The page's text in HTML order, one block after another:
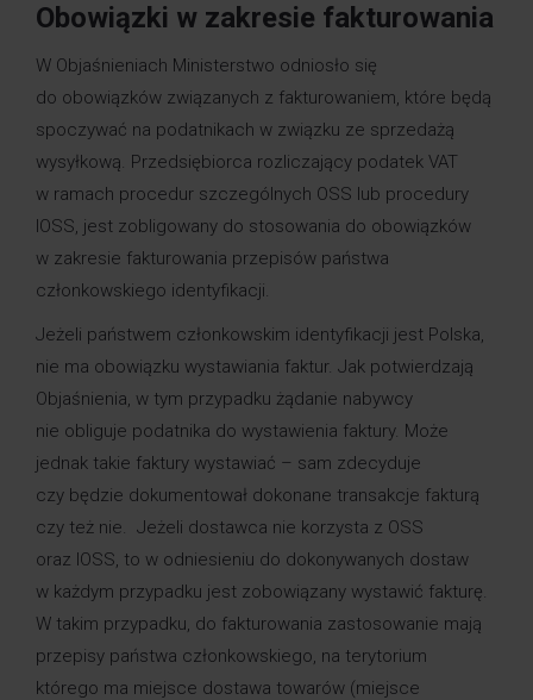
Obowiązki w zakresie fakturowania
W Objaśnieniach Ministerstwo odniosło się
do obowiązków związanych z fakturowaniem, które będą
spoczywać na podatnikach w związku ze sprzedażą
wysyłkową. Przedsiębiorca rozliczający podatek VAT
w ramach procedur szczególnych OSS lub procedury
IOSS, jest zobligowany do stosowania do obowiązków
w zakresie fakturowania przepisów państwa
członkowskiego identyfikacji.
Jeżeli państwem członkowskim identyfikacji jest Polska,
nie ma obowiązku wystawiania faktur. Jak potwierdzają
Objaśnienia, w tym przypadku żądanie nabywcy
nie obliguje podatnika do wystawienia faktury. Może
jednak takie faktury wystawiać – sam zdecyduje
czy będzie dokumentował dokonane transakcje fakturą
czy też nie. Jeżeli dostawca nie korzysta z OSS
oraz IOSS, to w odniesieniu do dokonywanych dostaw
w każdym przypadku jest zobowiązany wystawić fakturę.
W takim przypadku, do fakturowania zastosowanie mają
przepisy państwa członkowskiego, na terytorium
którego ma miejsce dostawa towarów (miejsce